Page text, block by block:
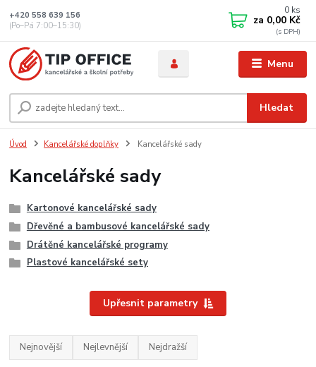
Menu
Hledat
+420 558 639 156
(Po–Pá 7:00–15:30)
0 ks
za 0,00 Kč
Úvod Kancelářské doplňky Kancelářské sady
Kancelářské sady
Kartonové kancelářské sady
Dřevěné a bambusové kancelářské sady
Drátěné kancelářské programy
Plastové kancelářské sety
Upřesnit parametry
Nejnovější Nejlevnější Nejdražší